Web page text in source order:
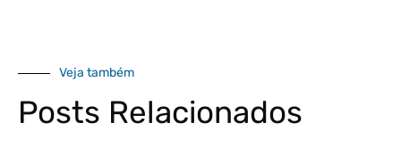
Veja também
Posts Relacionados